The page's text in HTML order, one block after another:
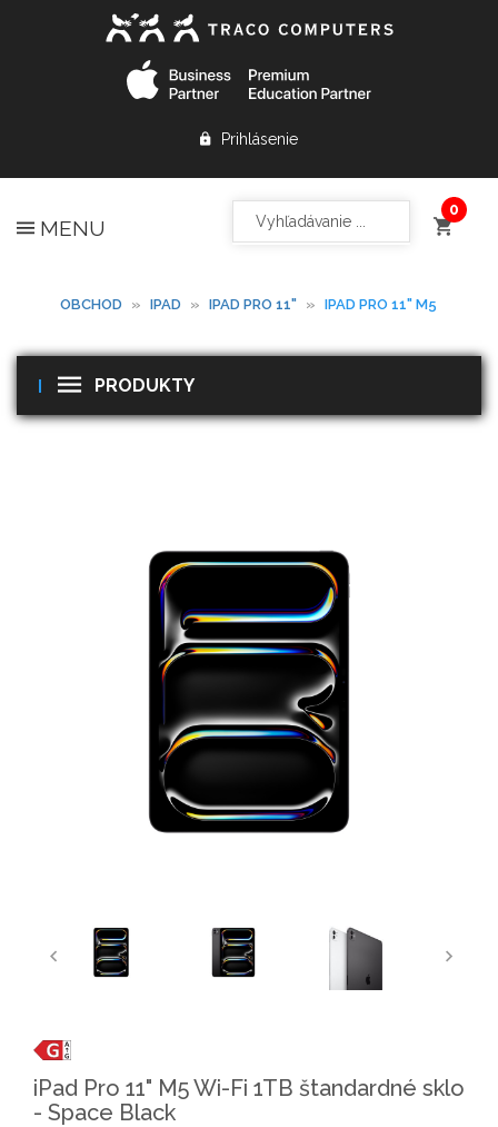
Prihlásenie
MENU
OBCHOD » IPAD » IPAD PRO 11" » IPAD PRO 11" M5
PRODUKTY
iPad Pro 11" M5 Wi-Fi 1TB štandardné sklo
- Space Black